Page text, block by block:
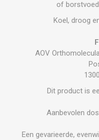
of
Koel, droog
AOV
Dit product is
Aanbevolen
Een gevarieerde,